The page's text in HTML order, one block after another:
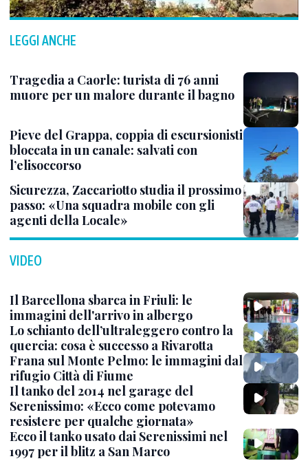
LEGGI ANCHE
Tragedia a Caorle: turista di 76 anni
muore per un malore durante il bagno
Pieve del Grappa, coppia di escursionisti
bloccata in un canale: salvati con
l’elisoccorso
Sicurezza, Zaccariotto studia il prossimo
passo: «Una squadra mobile con gli
agenti della Locale»
VIDEO
Il Barcellona sbarca in Friuli: le
immagini dell'arrivo in albergo
Lo schianto dell’ultraleggero contro la
quercia: cosa è successo a Rivarotta
Frana sul Monte Pelmo: le immagini dal
rifugio Città di Fiume
Il tanko del 2014 nel garage del
Serenissimo: «Ecco come potevamo
resistere per qualche giornata»
Ecco il tanko usato dai Serenissimi nel
1997 per il blitz a San Marco